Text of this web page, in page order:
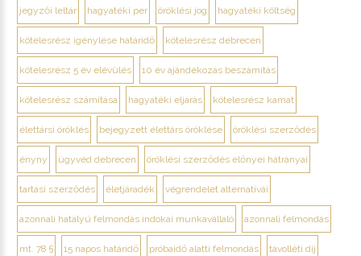
jegyzői leltár hagyatéki per öröklési jog hagyatéki költség
kötelesrész igénylése határidő kötelesrész debrecen
kötelesrész 5 év elévülés 10 év ajándékozás beszámítás
kötelesrész számítása hagyatéki eljárás kötelesrész kamat
élettársi öröklés bejegyzett élettárs öröklése öröklési szerződés
ényny ügyvéd debrecen öröklési szerződés előnyei hátrányai
tartási szerződés életjáradék végrendelet alternatívái
azonnali hatályú felmondás indokai munkavállaló azonnali felmondás
mt. 78 § 15 napos határidő próbaidő alatti felmondás távolléti díj